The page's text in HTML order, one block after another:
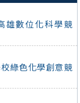
雄數位化科學競
綠色化學創意競